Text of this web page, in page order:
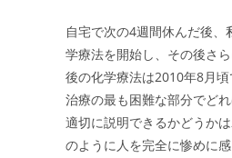
自宅で次の4週間休んだ後
学療法を開始し、その後さ
後の化学療法は2010年8月
治療の最も困難な部分でど
適切に説明できるかどうか
のように人を完全に惨めに